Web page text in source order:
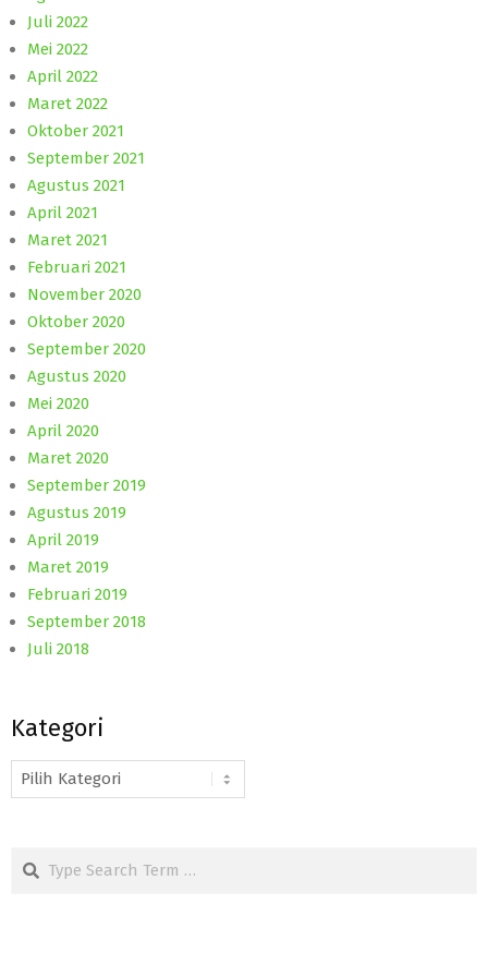
Juli 2022
Mei 2022
April 2022
Maret 2022
Oktober 2021
September 2021
Agustus 2021
April 2021
Maret 2021
Februari 2021
November 2020
Oktober 2020
September 2020
Agustus 2020
Mei 2020
April 2020
Maret 2020
September 2019
Agustus 2019
April 2019
Maret 2019
Februari 2019
September 2018
Juli 2018
Kategori
Kategori
Search